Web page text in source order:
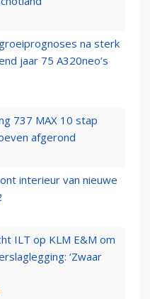
na sterk
jaar 75 A320neo’s
737 MAX 10 stap
afgerond
interieur van nieuwe
ILT op KLM E&M om
‘Zwaar